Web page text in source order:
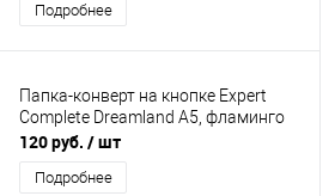
Подробнее
Папка-конверт на кнопке Expert
Complete Dreamland А5, фламинго
120 руб. / шт
Подробнее